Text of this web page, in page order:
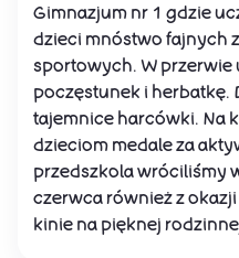
Gimnazjum nr 1 gdzie
dzieci mnóstwo fajnych
sportowych. W przerwie
poczęstunek i herbatkę.
tajemnice harcówki. Na
dzieciom medale za
przedszkola wróciliśmy
czerwca również z
kinie na pięknej